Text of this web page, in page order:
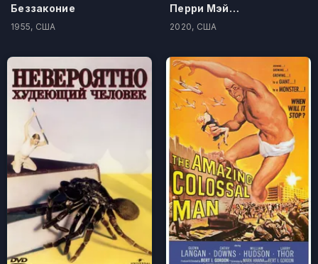
Беззаконие
1955, США
Перри Мэйсон
2020, США